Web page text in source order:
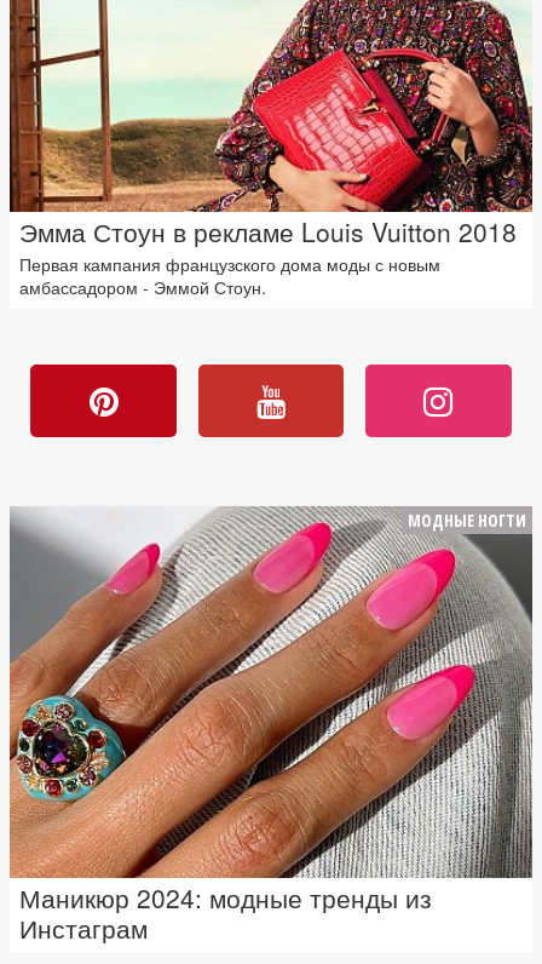
Эмма Стоун в рекламе Louis Vuitton 2018
Первая кампания французского дома моды с новым
амбассадором - Эммой Стоун.
МОДНЫЕ НОГТИ
Маникюр 2024: модные тренды из
Инстаграм